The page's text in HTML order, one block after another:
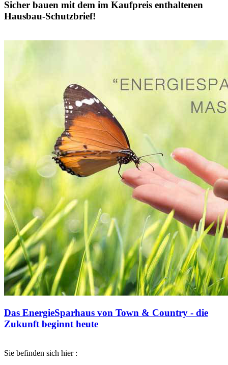
Sicher bauen mit dem im Kaufpreis enthaltenen
Hausbau-Schutzbrief!
Das EnergieSparhaus von Town & Country - die
Zukunft beginnt heute
Sie befinden sich hier :